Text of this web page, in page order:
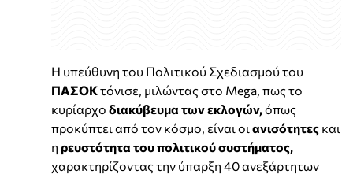
Η υπεύθυνη του Πολιτικού Σχεδιασμού του
ΠΑΣΟΚτόνισε, μιλώντας στο Mega, πως το
κυρίαρχο διακύβευμα των εκλογών, όπως
προκύπτει από τον κόσμο, είναι οι ανισότητες και
η ρευστότητα του πολιτικού συστήματος,
χαρακτηρίζοντας την ύπαρξη 40 ανεξάρτητων